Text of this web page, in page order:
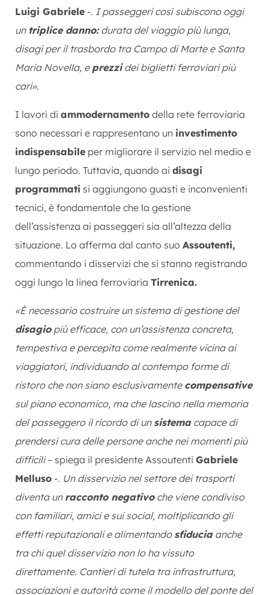
Luigi Gabriele -. I passeggeri così subiscono oggi
un triplice danno:durata del viaggio più lunga,
disagi per il trasbordo tra Campo di Marte e Santa
Maria Novella, e prezzidei biglietti ferroviari più
cari».
I lavori di ammodernamento della rete ferroviaria
sono necessari e rappresentano un investimento
indispensabile per migliorare il servizio nel medio e
lungo periodo. Tuttavia, quando ai disagi
programmati si aggiungono guasti e inconvenienti
tecnici, è fondamentale che la gestione
dell’assistenza ai passeggeri sia all’altezza della
situazione. Lo afferma dal canto suo Assoutenti,
commentando i disservizi che si stanno registrando
oggi lungo la linea ferroviaria Tirrenica.
«È necessario costruire un sistema di gestione del
disagiopiù efficace, con un’assistenza concreta,
tempestiva e percepita come realmente vicina ai
viaggiatori, individuando al contempo forme di
ristoro che non siano esclusivamente compensative
sul piano economico, ma che lascino nella memoria
del passeggero il ricordo di unsistemacapace di
prendersi cura delle persone anche nei momenti più
difficili– spiega il presidente Assoutenti Gabriele
Melluso -. Un disservizio nel settore dei trasporti
diventa un racconto negativoche viene condiviso
con familiari, amici e sui social, moltiplicando gli
effetti reputazionali e alimentandosfiduciaanche
tra chi quel disservizio non lo ha vissuto
direttamente. Cantieri di tutela tra infrastruttura,
associazioni e autorità come il modello del ponte del